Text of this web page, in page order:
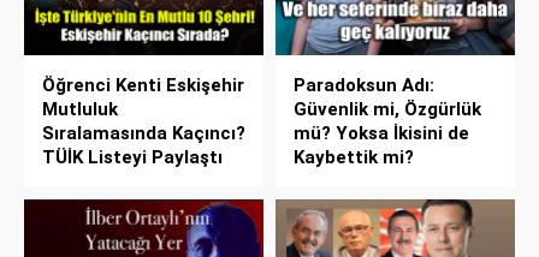
Öğrenci Kenti Eskişehir
Mutluluk
Sıralamasında Kaçıncı?
TÜİK Listeyi Paylaştı
Paradoksun Adı:
Güvenlik mi, Özgürlük
mü? Yoksa İkisini de
Kaybettik mi?